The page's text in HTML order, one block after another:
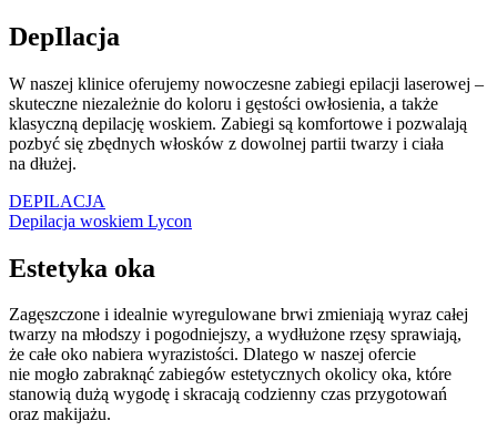
DepIlacja
W naszej klinice oferujemy nowoczesne zabiegi epilacji laserowej –
skuteczne niezależnie do koloru i gęstości owłosienia, a także
klasyczną depilację woskiem. Zabiegi są komfortowe i pozwalają
pozbyć się zbędnych włosków z dowolnej partii twarzy i ciała
na dłużej.
DEPILACJA
Depilacja woskiem Lycon
Estetyka oka
Zagęszczone i idealnie wyregulowane brwi zmieniają wyraz całej
twarzy na młodszy i pogodniejszy, a wydłużone rzęsy sprawiają,
że całe oko nabiera wyrazistości. Dlatego w naszej ofercie
nie mogło zabraknąć zabiegów estetycznych okolicy oka, które
stanowią dużą wygodę i skracają codzienny czas przygotowań
oraz makijażu.